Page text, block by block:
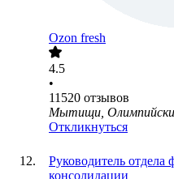
Ozon fresh
4.5
•
11520 отзывов
Мытищи,
Откликнуться
Руководитель отдела
консолидации